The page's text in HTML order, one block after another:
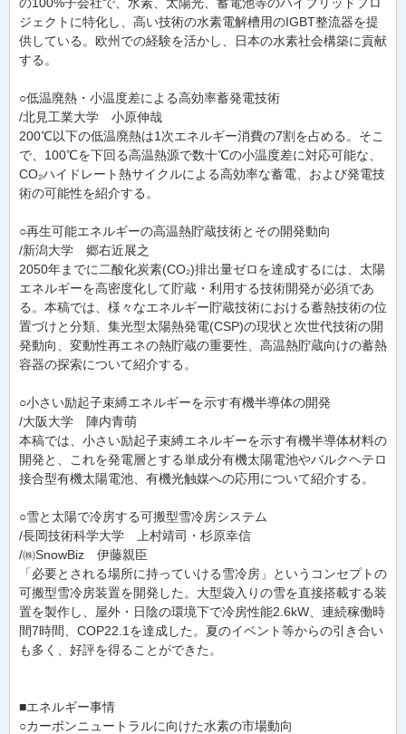
ジェクトに特化し、高い技術の水素電解槽用のIGBT整流器を提
供している。欧州での経験を活かし、日本の水素社会構築に貢献
する。
○低温廃熱・小温度差による高効率蓄発電技術
/北見工業大学 小原伸哉
200℃以下の低温廃熱は1次エネルギー消費の7割を占める。そこ
で、100℃を下回る高温熱源で数十℃の小温度差に対応可能な、
CO₂ハイドレート熱サイクルによる高効率な蓄電、および発電技
術の可能性を紹介する。
○再生可能エネルギーの高温熱貯蔵技術とその開発動向
/新潟大学 郷右近展之
2050年までに二酸化炭素(CO₂)排出量ゼロを達成するには、太陽
エネルギーを高密度化して貯蔵・利用する技術開発が必須であ
る。本稿では、様々なエネルギー貯蔵技術における蓄熱技術の位
置づけと分類、集光型太陽熱発電(CSP)の現状と次世代技術の開
発動向、変動性再エネの熱貯蔵の重要性、高温熱貯蔵向けの蓄熱
容器の探索について紹介する。
○小さい励起子束縛エネルギーを示す有機半導体の開発
/大阪大学 陣内青萌
本稿では、小さい励起子束縛エネルギーを示す有機半導体材料の
開発と、これを発電層とする単成分有機太陽電池やバルクヘテロ
接合型有機太陽電池、有機光触媒への応用について紹介する。
○雪と太陽で冷房する可搬型雪冷房システム
/長岡技術科学大学 上村靖司・杉原幸信
/㈱SnowBiz 伊藤親臣
「必要とされる場所に持っていける雪冷房」というコンセプトの
可搬型雪冷房装置を開発した。大型袋入りの雪を直接搭載する装
置を製作し、屋外・日陰の環境下で冷房性能2.6kW、連続稼働時
間7時間、COP22.1を達成した。夏のイベント等からの引き合い
も多く、好評を得ることができた。
■エネルギー事情
○カーボンニュートラルに向けた水素の市場動向